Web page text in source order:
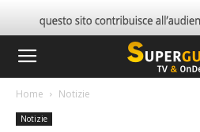
Home Notizie
Notizie